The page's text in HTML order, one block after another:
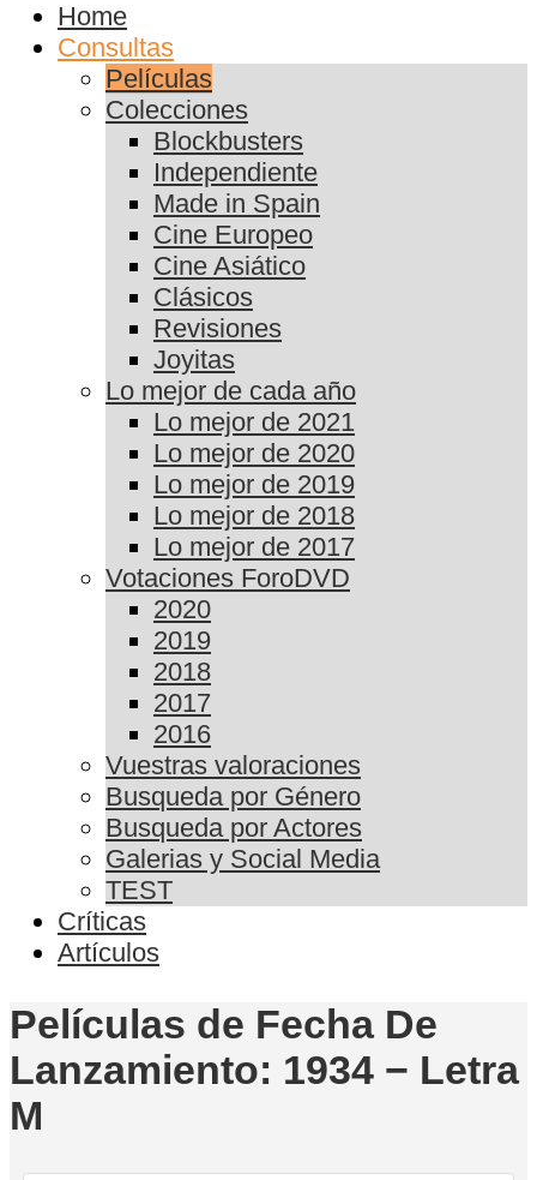
Home
Consultas
Películas
Colecciones
Blockbusters
Independiente
Made in Spain
Cine Europeo
Cine Asiático
Clásicos
Revisiones
Joyitas
Lo mejor de cada año
Lo mejor de 2021
Lo mejor de 2020
Lo mejor de 2019
Lo mejor de 2018
Lo mejor de 2017
Votaciones ForoDVD
2020
2019
2018
2017
2016
Vuestras valoraciones
Busqueda por Género
Busqueda por Actores
Galerias y Social Media
TEST
Críticas
Artículos
Películas de Fecha De
Lanzamiento: 1934 − Letra
M